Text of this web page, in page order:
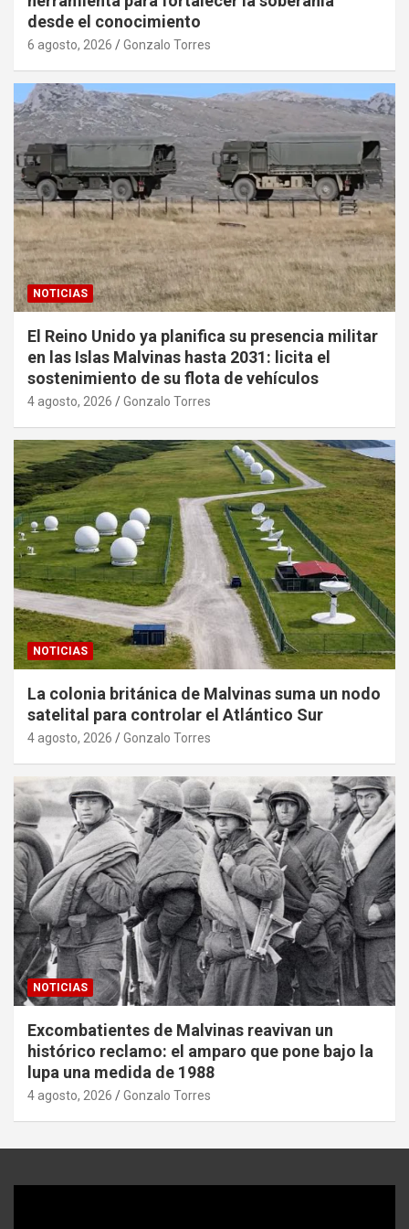
desde el conocimiento
6 agosto, 2026 Gonzalo Torres
NOTICIAS
El Reino Unido ya planifica su presencia militar
en las Islas Malvinas hasta 2031: licita el
sostenimiento de su flota de vehículos
4 agosto, 2026 Gonzalo Torres
NOTICIAS
La colonia británica de Malvinas suma un nodo
satelital para controlar el Atlántico Sur
4 agosto, 2026 Gonzalo Torres
NOTICIAS
Excombatientes de Malvinas reavivan un
histórico reclamo: el amparo que pone bajo la
lupa una medida de 1988
4 agosto, 2026 Gonzalo Torres